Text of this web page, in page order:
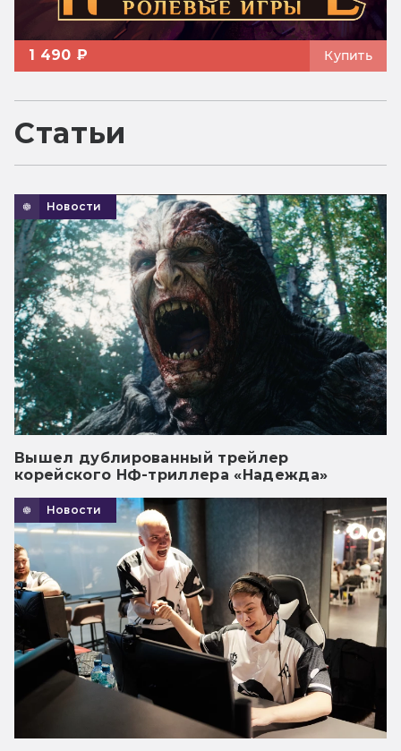
1 490 ₽ Купить
Статьи
Новости
Вышел дублированный трейлер
корейского НФ-триллера «Надежда»
Новости